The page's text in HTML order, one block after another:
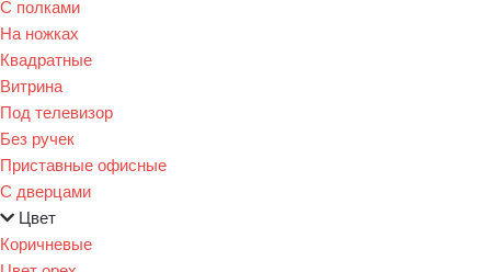
С полками
На ножках
Квадратные
Витрина
Под телевизор
Без ручек
Приставные офисные
С дверцами
Цвет
Коричневые